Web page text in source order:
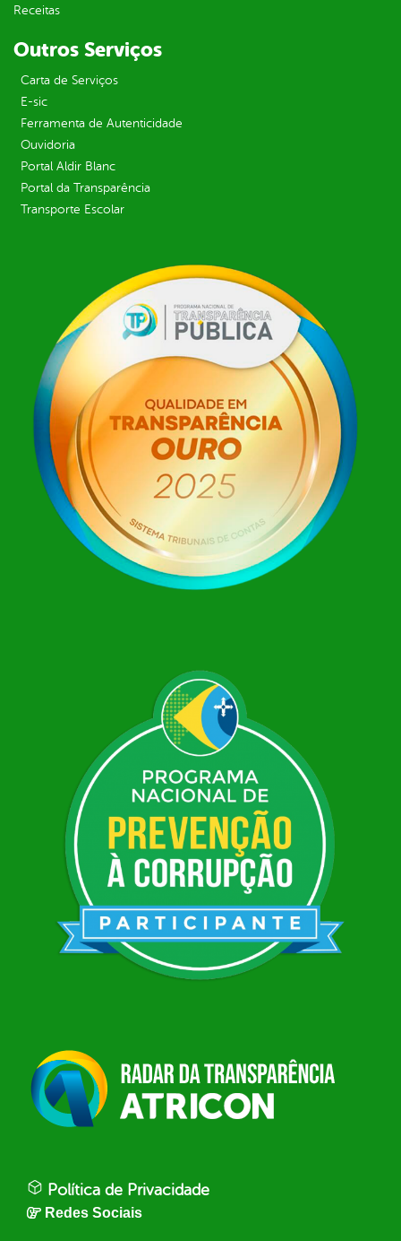
Receitas
Outros Serviços
Carta de Serviços
E-sic
Ferramenta de Autenticidade
Ouvidoria
Portal Aldir Blanc
Portal da Transparência
Transporte Escolar
Política de Privacidade
Redes Sociais